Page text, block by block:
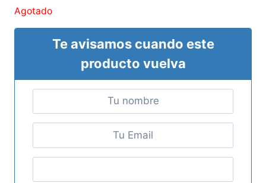
Agotado
Te avisamos cuando este
producto vuelva